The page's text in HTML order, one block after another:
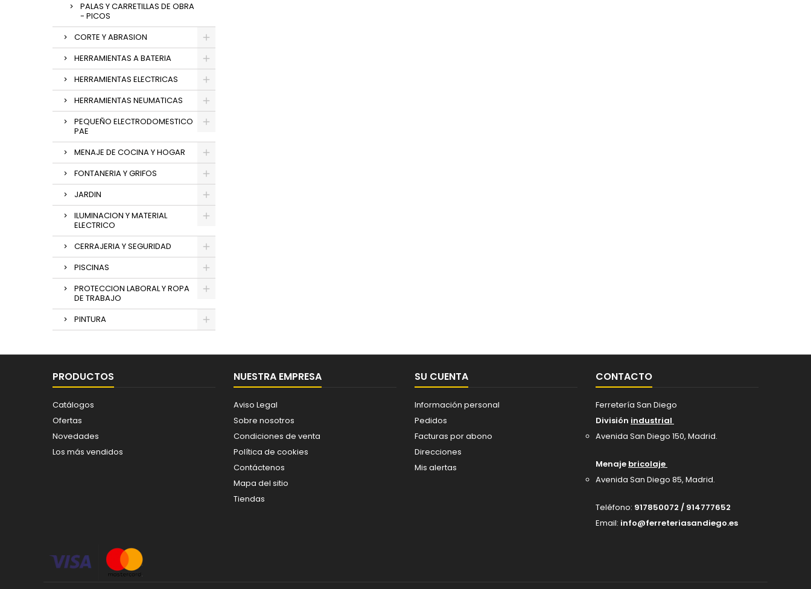
PALAS Y CARRETILLAS DE OBRA
- PICOS
CORTE Y ABRASION
HERRAMIENTAS A BATERIA
HERRAMIENTAS ELECTRICAS
HERRAMIENTAS NEUMATICAS
PEQUEÑO ELECTRODOMESTICO
PAE
MENAJE DE COCINA Y HOGAR
FONTANERIA Y GRIFOS
JARDIN
ILUMINACION Y MATERIAL
ELECTRICO
CERRAJERIA Y SEGURIDAD
PISCINAS
PROTECCION LABORAL Y ROPA
DE TRABAJO
PINTURA
PRODUCTOS
Catálogos
Ofertas
Novedades
Los más vendidos
NUESTRA EMPRESA
Aviso Legal
Sobre nosotros
Condiciones de venta
Política de cookies
Contáctenos
Mapa del sitio
Tiendas
SU CUENTA
Información personal
Pedidos
Facturas por abono
Direcciones
Mis alertas
CONTACTO
Ferretería San Diego
División industrial
Avenida San Diego 150, Madrid.
Menaje bricolaje
Avenida San Diego 85, Madrid.
Teléfono: 917850072 / 914777652
Email: info@ferreteriasandiego.es